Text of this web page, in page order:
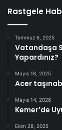
Rastgele
Temmuz 6, 2025
Vatandaşa
Yapardınız?
Mayıs 18, 2025
Acer
Mayıs 14, 2026
Kemer’de
Ekim 28, 2025